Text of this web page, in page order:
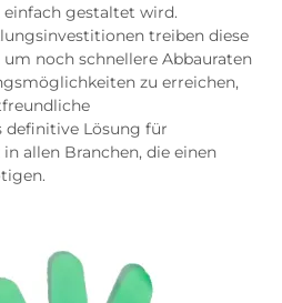
gestaltet wird.
treiben diese
noch schnellere Abbauraten
zu erreichen,
definitive Lösung für
allen Branchen, die einen